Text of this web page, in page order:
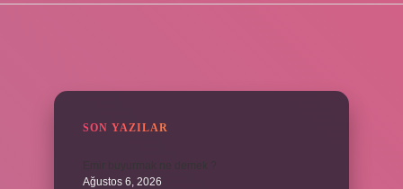
SON YAZILAR
Ağustos 6, 2026